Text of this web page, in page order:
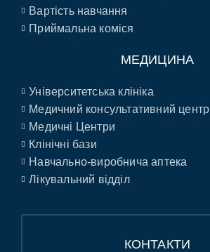
Вартість навчання
Приймальна коміся
МЕДИЦИНА
Університетська клініка
Медичний консультативний центр
Медичні Центри
Клінічні бази
Навчально-виробнича аптека
Лікувальний відділ
КОНТАКТИ